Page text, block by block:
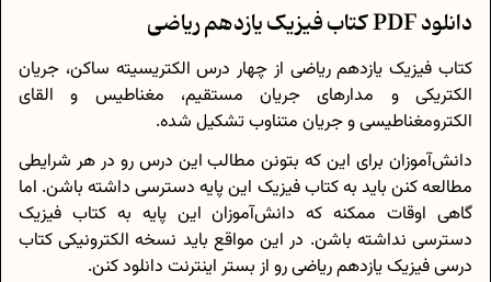
دانلود PDF کتاب فیزیک یازدهم ریاضی
کتاب فیزیک یازدهم ریاضی از چهار درس الکتریسیته ساکن، جریان
الکتریکی و مدارهای جریان مستقیم، مغناطیس و القای
الکترومغناطیسی و جریان متناوب تشکیل شده.
دانش‌آموزان برای این که بتونن مطالب این درس رو در هر شرایطی
مطالعه کنن باید به کتاب فیزیک این پایه دسترسی داشته باشن. اما
گاهی اوقات ممکنه که دانش‌آموزان این پایه به کتاب فیزیک
دسترسی نداشته باشن. در این مواقع باید نسخه الکترونیکی کتاب
درسی فیزیک یازدهم ریاضی رو از بستر اینترنت دانلود کنن.